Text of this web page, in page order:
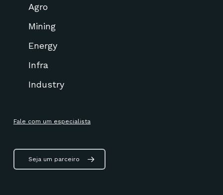
Agro
Mining
Energy
Infra
Industry
Fale com um especialista
Seja um parceiro